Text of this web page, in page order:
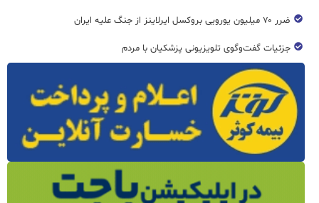
ضرر ۷۰ میلیون یورویی بروکسل ایرلاینز از جنگ علیه ایران
جزئیات گفت‌وگوی تلویزیونی پزشکیان با مردم